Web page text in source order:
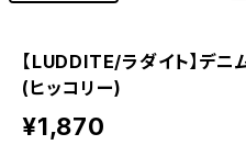
【LUDDITE/ラダイト】デニ
(ヒッコリー)
¥1,870